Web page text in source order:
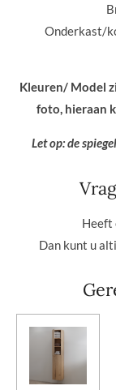
Onderkast/
Kleuren/ Model
foto, hieraan
Let op: de
Heeft
Dan kunt u